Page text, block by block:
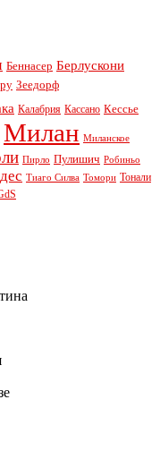
Беннасер Берлускони
Зеедорф
Калабрия Кассано Кессье
Милан Миланское
Пирло Пулишич Робиньо
Тиаго Силва Томори Тонали